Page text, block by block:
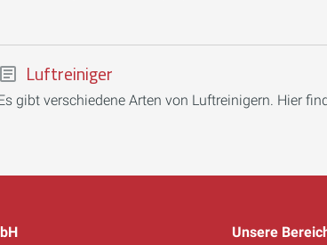
Luftreiniger
gibt verschiedene Arten von Luftreinigern. Hier
Unsere